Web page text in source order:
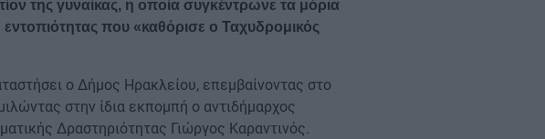
της γυναίκας, η οποία συγκέντρωνε τα μόρια
που «καθόρισε ο Ταχυδρομικός
ο Δήμος Ηρακλείου, επεμβαίνοντας στο
στην ίδια εκπομπή ο αντιδήμαρχος
Δραστηριότητας Γιώργος Καραντινός.